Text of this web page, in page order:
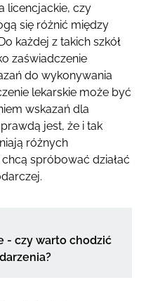
licencjackie, czy
się różnić między
każdej z takich szkół
zaświadczenie
do wykonywania
lekarskie może być
wskazań dla
jest, że i tak
różnych
spróbować działać
- czy warto chodzić